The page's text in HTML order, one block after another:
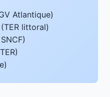
Atlantique)
littoral)